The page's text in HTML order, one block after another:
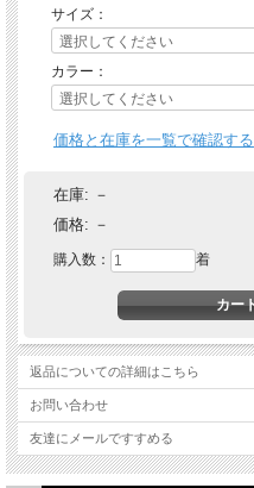
★ 関連シリーズを全て見る
サイズ：
カラー：
価格と在庫を一覧で確認する
在庫: －
価格: －
購入数： 着
返品についての詳細はこちら
お問い合わせ
友達にメールですすめる